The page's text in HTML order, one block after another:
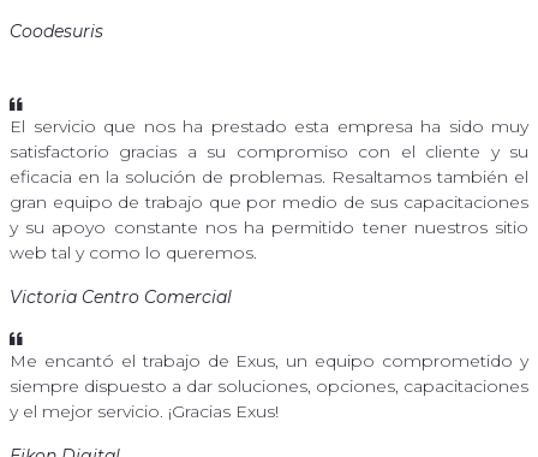
Coodesuris
El servicio que nos ha prestado esta empresa ha sido muy
satisfactorio gracias a su compromiso con el cliente y su
eficacia en la solución de problemas. Resaltamos también el
gran equipo de trabajo que por medio de sus capacitaciones
y su apoyo constante nos ha permitido tener nuestros sitio
web tal y como lo queremos.
Victoria Centro Comercial
Me encantó el trabajo de Exus, un equipo comprometido y
siempre dispuesto a dar soluciones, opciones, capacitaciones
y el mejor servicio. ¡Gracias Exus!